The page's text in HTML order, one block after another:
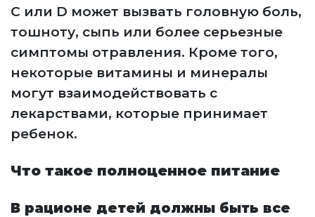
С или D может вызвать головную боль,
тошноту, сыпь или более серьезные
симптомы отравления. Кроме того,
некоторые витамины и минералы
могут взаимодействовать с
лекарствами, которые принимает
ребенок.
Что такое полноценное питание
В рационе детей должны быть все